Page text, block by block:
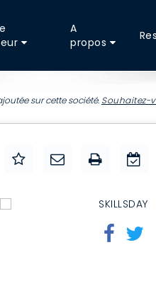
A
propos
sur cette société. Souhaitez-